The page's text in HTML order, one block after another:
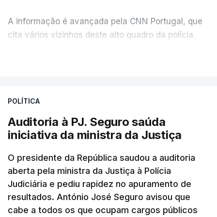
A informação é avançada pela CNN Portugal, que
cita vários vizinhos deste alto quadro da polícia.
apreendido numa operação de droga.
POLÍTICA
Auditoria à PJ. Seguro saúda
iniciativa da ministra da Justiça
O presidente da República saudou a auditoria
aberta pela ministra da Justiça à Polícia
Judiciária e pediu rapidez no apuramento de
resultados. António José Seguro avisou que
cabe a todos os que ocupam cargos públicos